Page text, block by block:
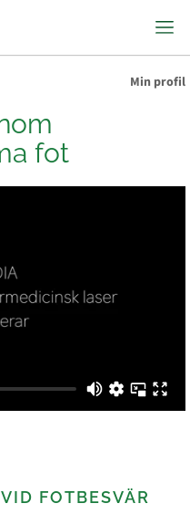
Min profil
fot
FOTBESVÄR